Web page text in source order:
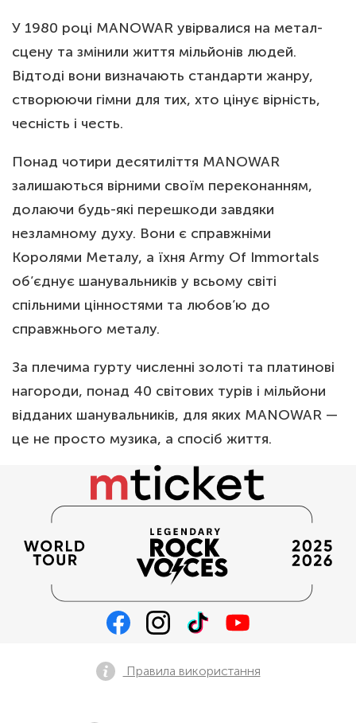
У 1980 році MANOWAR увірвалися на метал-
сцену та змінили життя мільйонів людей.
Відтоді вони визначають стандарти жанру,
створюючи гімни для тих, хто цінує вірність,
чесність і честь.
Понад чотири десятиліття MANOWAR
залишаються вірними своїм переконанням,
долаючи будь-які перешкоди завдяки
незламному духу. Вони є справжніми
Королями Металу, а їхня Army Of Immortals
об’єднує шанувальників у всьому світі
спільними цінностями та любов’ю до
справжнього металу.
За плечима гурту численні золоті та платинові
нагороди, понад 40 світових турів і мільйони
відданих шанувальників, для яких MANOWAR —
це не просто музика, а спосіб життя.
Правила використання